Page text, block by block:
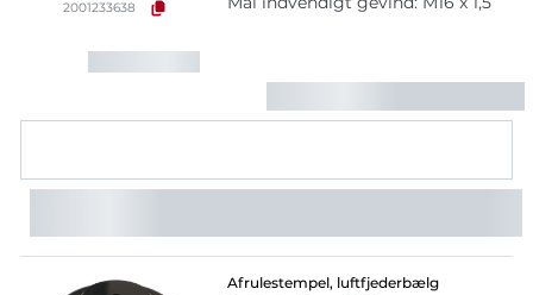
2001233638
Afrulestempel, luftfjederbælg